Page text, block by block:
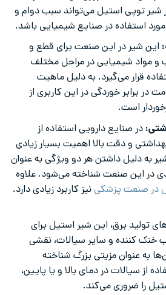
توپی استیل می‌تواند سبب دوام و
استفاده در صنایع شیمیایی باشد.
این شیر در این صنعت برای قطع و
مواد شیمیایی در مراحل مختلف
قرار می‌گیرد. به دلیل ماهیت
در برابر خوردگی در این کاربری از
است.
در صنایع دارویی استفاده از
و دقت بالا اهمیت بسیار زیادی
به دلیل داشتن هر دو ویژگی به عنوان
در این صنعت شناخته می‌شود. علاوه
در صنعت پزشکی نیز کاربرد زیادی دارد.
تولید برق، این شیر استیل برای
خنک کننده و سایر سیالات، نقشی
به عنوان مزیتی بزرگ شناخته
از سیالات در دمای بالا و یا پایین،
را ضروری می‌کند.